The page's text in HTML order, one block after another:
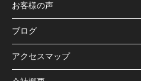
お客様の声
ブログ
アクセスマップ